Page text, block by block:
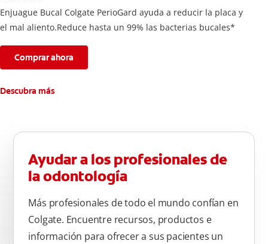
Enjuague Bucal Colgate PerioGard ayuda a reducir la placa y
el mal aliento.Reduce hasta un 99% las bacterias bucales*
Comprar ahora
Descubra más
Ayudar a los profesionales de
la odontología
Más profesionales de todo el mundo confían en
Colgate. Encuentre recursos, productos e
información para ofrecer a sus pacientes un